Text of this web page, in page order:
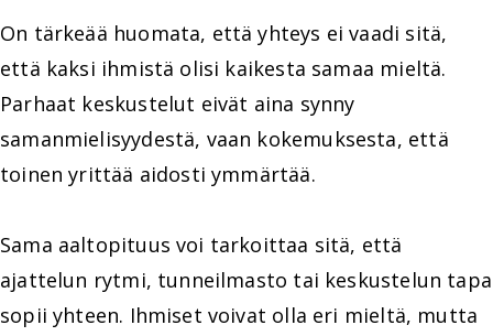
On tärkeää huomata, että yhteys ei vaadi sitä,
että kaksi ihmistä olisi kaikesta samaa mieltä.
Parhaat keskustelut eivät aina synny
samanmielisyydestä, vaan kokemuksesta, että
toinen yrittää aidosti ymmärtää.
Sama aaltopituus voi tarkoittaa sitä, että
ajattelun rytmi, tunneilmasto tai keskustelun tapa
sopii yhteen. Ihmiset voivat olla eri mieltä, mutta